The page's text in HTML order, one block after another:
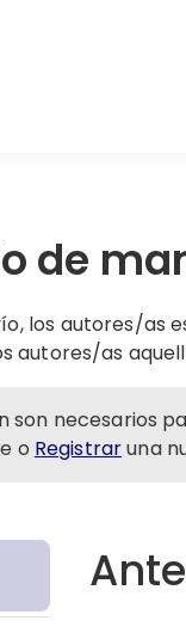
de
los autores/as
autores/as
son necesarios
o Registraruna